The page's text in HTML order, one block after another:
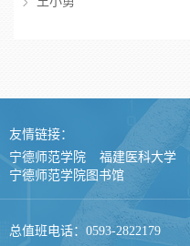
友情链接：
宁德师范学院
福建医科大学
宁德师范学院图书馆
总值班电话：0593-2822179